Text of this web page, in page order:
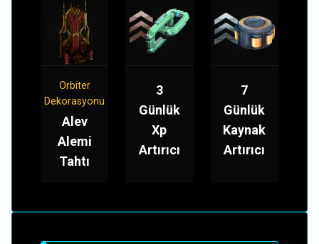
Orbiter
Dekorasyonu
Alev
Alemi
Tahtı
3
Günlük
Xp
Artırıcı
7
Günlük
Kaynak
Artırıcı